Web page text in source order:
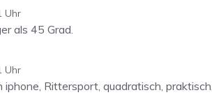
Uhr
als 45 Grad.
Uhr
iphone, Rittersport, quadratisch,